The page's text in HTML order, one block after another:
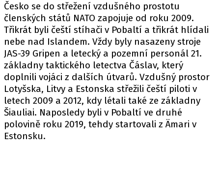
Česko se do střežení vzdušného prostotu
členských států NATO zapojuje od roku 2009.
Třikrát byli čeští stíhači v Pobaltí a třikrát hlídali
nebe nad Islandem. Vždy byly nasazeny stroje
JAS-39 Gripen a letecký a pozemní personál 21.
základny taktického letectva Čáslav, který
doplnili vojáci z dalších útvarů. Vzdušný prostor
Lotyšska, Litvy a Estonska střežili čeští piloti v
letech 2009 a 2012, kdy létali také ze základny
Šiauliai. Naposledy byli v Pobaltí ve druhé
polovině roku 2019, tehdy startovali z Ämari v
Estonsku.